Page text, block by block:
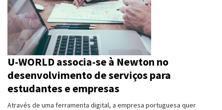
Economia
Gastronomia
Telecomunicações
Turismo e Lazer
Desporto
U-WORLD associa-se à Newton no
desenvolvimento de serviços para
estudantes e empresas
Através de uma ferramenta digital, a empresa portuguesa quer